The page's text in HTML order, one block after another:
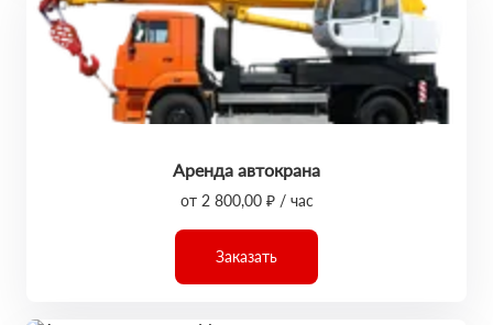
Аренда автокрана
от 2 800,00 ₽ / час
Заказать